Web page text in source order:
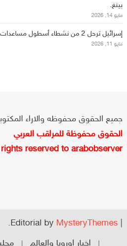
بينغ.
مايو 14, 2026
إسرائيل ترحل 2 من نشطاء أسطول مساعدات كان متجها إلى غزة
مايو 11, 2026
جميع الحقوق محفوظه والاراء
الحقوق محفوظة للمراقب العربي
reserved to arabobserver
Editorial by MysteryThemes
.
اخبار اوروبا والعالم